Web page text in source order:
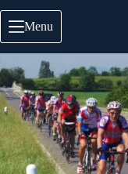
au
contenu
Menu